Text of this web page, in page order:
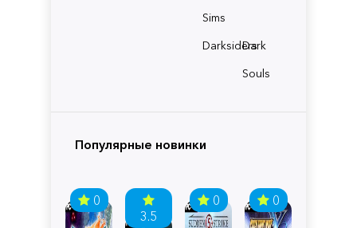
Sims
Darksiders
Dark
Souls
Популярные новинки
0
3.5
0 0